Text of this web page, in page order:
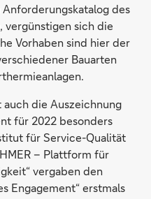
des
vergünstigen sich die
Vorhaben sind hier der
Bauarten
auch die Auszeichnung
für 2022 besonders
für Service-Qualität
– Plattform für
vergaben den
Engagement“ erstmals